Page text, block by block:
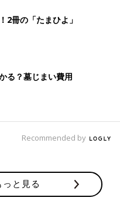
2冊の「たまひよ」
る？墓じまい費用
Recommended by
と見る